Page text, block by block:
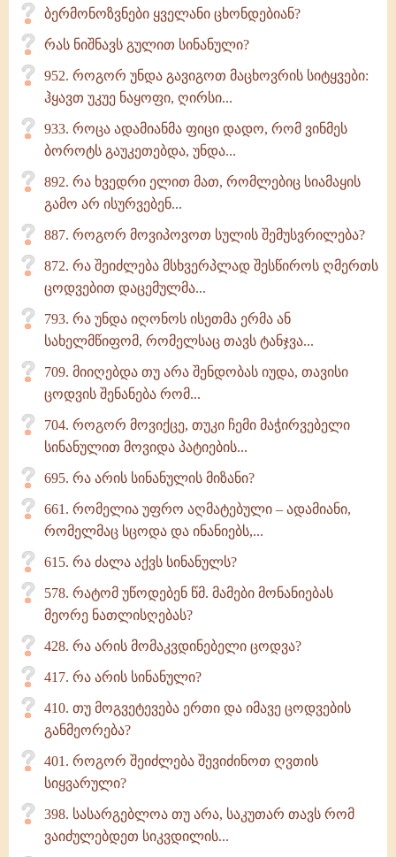
ბერმონოზვნები ყველანი ცხონდებიან?
რას ნიშნავს გულით სინანული?
952. როგორ უნდა გავიგოთ მაცხოვრის სიტყვები:
ჰყავთ უკუე ნაყოფი, ღირსი...
933. როცა ადამიანმა ფიცი დადო, რომ ვინმეს
ბოროტს გაუკეთებდა, უნდა...
892. რა ხვედრი ელით მათ, რომლებიც სიამაყის
გამო არ ისურვებენ...
887. როგორ მოვიპოვოთ სულის შემუსვრილება?
872. რა შეიძლება მსხვერპლად შესწიროს ღმერთს
ცოდვებით დაცემულმა...
793. რა უნდა იღონოს ისეთმა ერმა ან
სახელმწიფომ, რომელსაც თავს ტანჯვა...
709. მიიღებდა თუ არა შენდობას იუდა, თავისი
ცოდვის შენანება რომ...
704. როგორ მოვიქცე, თუკი ჩემი მაჭირვებელი
სინანულით მოვიდა პატიების...
695. რა არის სინანულის მიზანი?
661. რომელია უფრო აღმატებული – ადამიანი,
რომელმაც სცოდა და ინანიებს,...
615. რა ძალა აქვს სინანულს?
578. რატომ უწოდებენ წმ. მამები მონანიებას
მეორე ნათლისღებას?
428. რა არის მომაკვდინებელი ცოდვა?
417. რა არის სინანული?
410. თუ მოგვეტევება ერთი და იმავე ცოდვების
განმეორება?
401. როგორ შეიძლება შევიძინოთ ღვთის
სიყვარული?
398. სასარგებლოა თუ არა, საკუთარ თავს რომ
ვაიძულებდეთ სიკვდილის...